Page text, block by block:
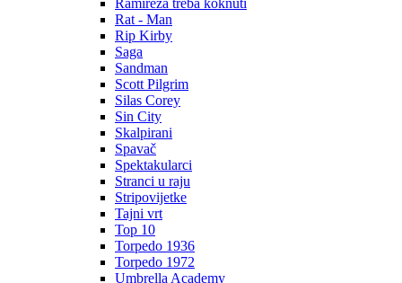
Ramireza treba koknuti
Rat - Man
Rip Kirby
Saga
Sandman
Scott Pilgrim
Silas Corey
Sin City
Skalpirani
Spavač
Spektakularci
Stranci u raju
Stripovijetke
Tajni vrt
Top 10
Torpedo 1936
Torpedo 1972
Umbrella Academy